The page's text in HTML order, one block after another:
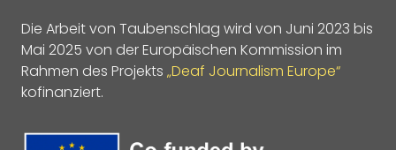
Die Arbeit von Taubenschlag wird von Juni 2023 bis
Mai 2025 von der Europäischen Kommission im
Rahmen des Projekts „Deaf Journalism Europe“
kofinanziert.